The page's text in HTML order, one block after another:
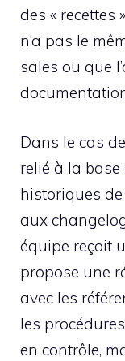
des « recettes
n’a pas le
sales ou que
Dans le cas
relié à la
historiques
aux
équipe reçoit
propose une
avec les
les
en contrôle,